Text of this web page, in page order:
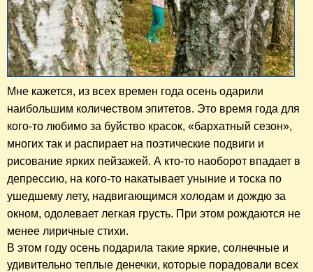
Мне кажется, из всех времен года осень одарили
наибольшим количеством эпитетов. Это время года для
кого-то любимо за буйство красок, «бархатный сезон»,
многих так и распирает на поэтические подвиги и
рисование ярких пейзажей. А кто-то наоборот впадает в
депрессию, на кого-то накатывает уныние и тоска по
ушедшему лету, надвигающимся холодам и дождю за
окном, одолевает легкая грусть. При этом рождаются не
менее лиричные стихи.
В этом году осень подарила такие яркие, солнечные и
удивительно теплые денечки, которые порадовали всех